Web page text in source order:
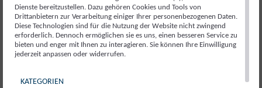
Eine EBI wird von der Europäischen Kommission
akzeptiert, wenn sie mehr als 1 Million validierte
Ungültigkeitsquote erfahrugsgemäß zwischen
Dienste bereitzustellen. Dazu gehören Cookies und Tools von
Drittanbietern zur Verarbeitung einiger Ihrer personenbezogenen Daten.
Diese Technologien sind für die Nutzung der Website nicht zwingend
erforderlich. Dennoch ermöglichen sie es uns, einen besseren Service zu
bieten und enger mit Ihnen zu interagieren. Sie können Ihre Einwilligung
jederzeit anpassen oder widerrufen.
KATEGORIEN